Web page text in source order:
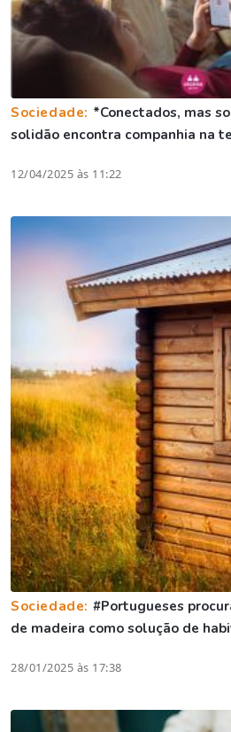
Sociedade: *Conectados, mas
solidão encontra companhia na
12/04/2025 às 11:22
Sociedade: #Portugueses
de madeira como solução de
28/01/2025 às 17:38